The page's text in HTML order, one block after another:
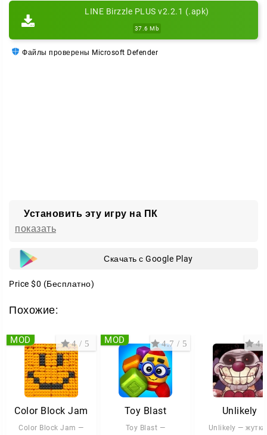
LINE Birzzle PLUS v2.2.1 (.apk)
37.6 Mb
Файлы проверены Microsoft Defender
Установить эту игру на ПК
показать
Скачать с Google Play
Price $0 (Бесплатно)
Похожие:
Color Block Jam
Color Block Jam —
4 / 5
MOD
Toy Blast
Toy Blast —
4.7 / 5
MOD
Unlikely
Unlikely —